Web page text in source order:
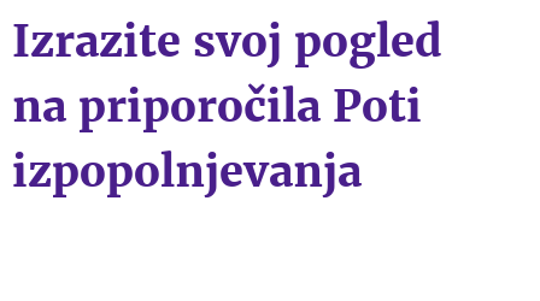
Izrazite svoj pogled
na priporočila Poti
izpopolnjevanja